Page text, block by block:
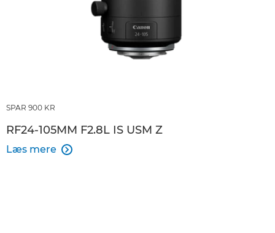
SPAR 900 KR
RF24-105MM F2.8L IS USM Z
Læs mere 